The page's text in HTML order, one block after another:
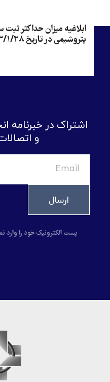
ابلاغیه میزان حداکثر
پتروشیمی در تاریخ ۱۴۰۳/۱/۲۸ از بورس کالا
اشتراک در خبرنامه
و
ارسال
پست الکترونیک خود را وارد